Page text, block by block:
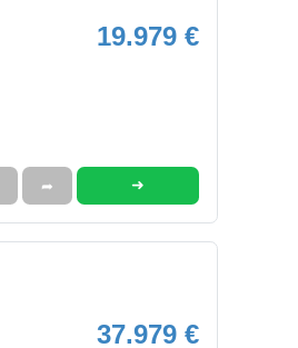
19.979 €
➦ ➜
37.979 €